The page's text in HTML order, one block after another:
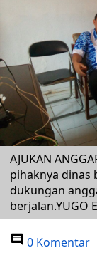
AJUKAN
pihaknya dinas
dukungan
berjalan.YUGO
0 Komentar